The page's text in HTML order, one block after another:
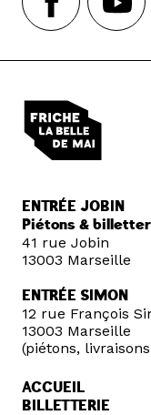
ENTRÉE JOBIN
Piétons &
41 rue Jobin
13003 Marseille
ENTRÉE SIMON
12 rue François
13003 Marseille
(piétons,
ACCUEIL
BILLETTERIE